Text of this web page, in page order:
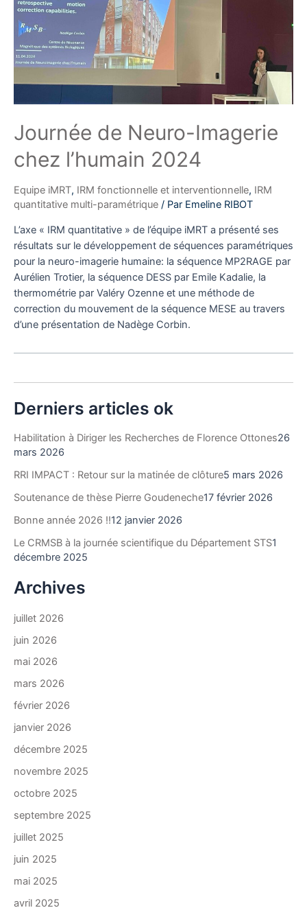
Journée de Neuro-Imagerie
chez l’humain 2024
Equipe iMRT, IRM fonctionnelle et interventionnelle, IRM
quantitative multi-paramétrique / Par Emeline RIBOT
L’axe « IRM quantitative » de l’équipe iMRT a présenté ses
résultats sur le développement de séquences paramétriques
pour la neuro-imagerie humaine: la séquence MP2RAGE par
Aurélien Trotier, la séquence DESS par Emile Kadalie, la
thermométrie par Valéry Ozenne et une méthode de
correction du mouvement de la séquence MESE au travers
d’une présentation de Nadège Corbin.
Derniers articles ok
Habilitation à Diriger les Recherches de Florence Ottones26
mars 2026
RRI IMPACT : Retour sur la matinée de clôture5 mars 2026
Soutenance de thèse Pierre Goudeneche17 février 2026
Bonne année 2026 !!12 janvier 2026
Le CRMSB à la journée scientifique du Département STS1
décembre 2025
Archives
juillet 2026
juin 2026
mai 2026
mars 2026
février 2026
janvier 2026
décembre 2025
novembre 2025
octobre 2025
septembre 2025
juillet 2025
juin 2025
mai 2025
avril 2025